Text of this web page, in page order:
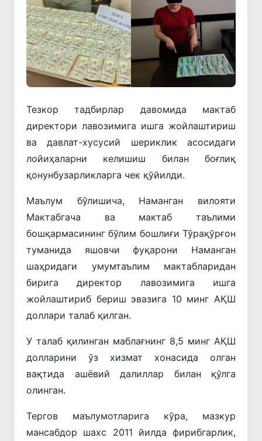
Тезкор тадбирлар давомида мактаб
директори лавозимига ишга жойлаштириш
ва давлат-хусусий шериклик асосидаги
лойиҳаларни келишиш билан боғлиқ
қонунбузарликларга чек қўйилди.
Маълум бўлишича, Наманган вилояти
Мактабгача ва мактаб таълими
бошқармасининг бўлим бошлиғи Тўрақўрғон
туманида яшовчи фуқарони Наманган
шаҳридаги умумтаълим мактабларидан
бирига директор лавозимига ишга
жойлаштириб бериш эвазига 10 минг АҚШ
доллари талаб қилган.
У талаб қилинган маблағнинг 8,5 минг АҚШ
долларини ўз хизмат хонасида олган
вақтида ашёвий далиллар билан қўлга
олинган.
Тергов маълумотларига кўра, мазкур
мансабдор шахс 2011 йилда фирибгарлик,